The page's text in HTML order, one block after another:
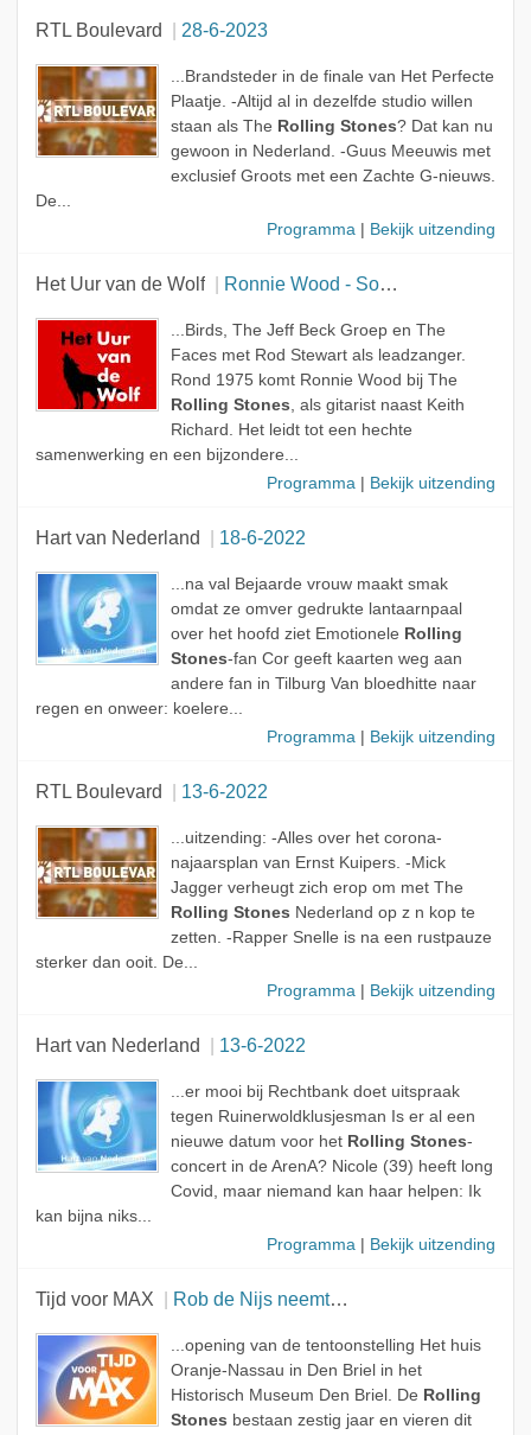
RTL Boulevard 28-6-2023
...Brandsteder in de finale van Het Perfecte
Plaatje. -Altijd al in dezelfde studio willen
staan als The Rolling Stones? Dat kan nu
gewoon in Nederland. -Guus Meeuwis met
exclusief Groots met een Zachte G-nieuws.
De...
Programma
Bekijk uitzending
Het Uur van de Wolf Ronnie Wood - Somebody Up There Likes Me
...Birds, The Jeff Beck Groep en The
Faces met Rod Stewart als leadzanger.
Rond 1975 komt Ronnie Wood bij The
Rolling Stones, als gitarist naast Keith
Richard. Het leidt tot een hechte
samenwerking en een bijzondere...
Programma
Bekijk uitzending
Hart van Nederland 18-6-2022
...na val Bejaarde vrouw maakt smak
omdat ze omver gedrukte lantaarnpaal
over het hoofd ziet Emotionele Rolling
Stones-fan Cor geeft kaarten weg aan
andere fan in Tilburg Van bloedhitte naar
regen en onweer: koelere...
Programma
Bekijk uitzending
RTL Boulevard 13-6-2022
...uitzending: -Alles over het corona-
najaarsplan van Ernst Kuipers. -Mick
Jagger verheugt zich erop om met The
Rolling Stones Nederland op z n kop te
zetten. -Rapper Snelle is na een rustpauze
sterker dan ooit. De...
Programma
Bekijk uitzending
Hart van Nederland 13-6-2022
...er mooi bij Rechtbank doet uitspraak
tegen Ruinerwoldklusjesman Is er al een
nieuwe datum voor het Rolling Stones-
concert in de ArenA? Nicole (39) heeft long
Covid, maar niemand kan haar helpen: Ik
kan bijna niks...
Programma
Bekijk uitzending
Tijd voor MAX Rob de Nijs neemt afscheid
...opening van de tentoonstelling Het huis
Oranje-Nassau in Den Briel in het
Historisch Museum Den Briel. De Rolling
Stones bestaan zestig jaar en vieren dit